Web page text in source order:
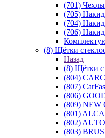
(701)
(705)
(704)
(706)
(8) Щётки
Назад
(8) Щётки
(804)
(807)
(806)
(809)
(801)
(802)
(803)